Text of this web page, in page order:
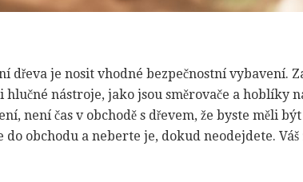
dřeva je nosit vhodné bezpečnostní vybavení.
nástroje, jako jsou směrovače a hoblíky
není čas v obchodě s dřevem, že byste měli
obchodu a neberte je, dokud neodejdete.